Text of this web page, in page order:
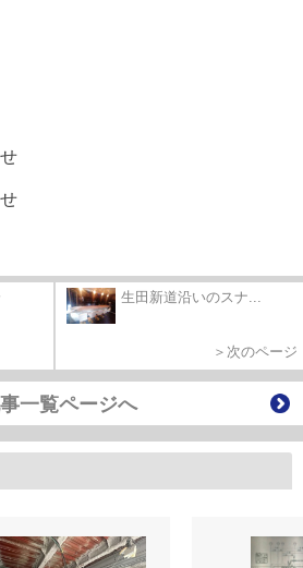
生田新道沿いのスナ...
＞次のページ
一覧ページへ